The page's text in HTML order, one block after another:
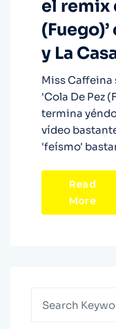
el remix
y La
Miss Caffeina
'Cola De Pez
termina
vídeo
'feísmo'
Read
More